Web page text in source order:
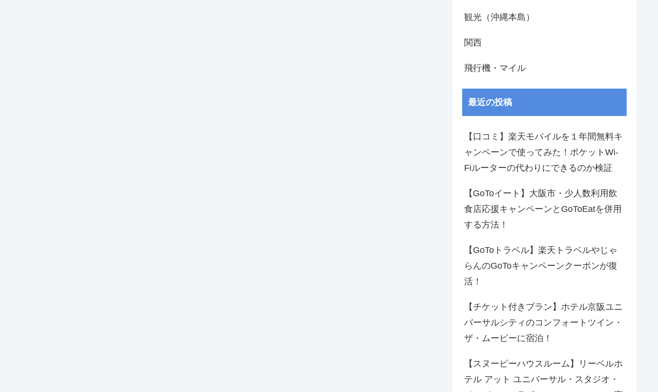
観光（沖縄本島）
関西
飛行機・マイル
最近の投稿
【口コミ】楽天モバイルを１年間無料キ
ャンペーンで使ってみた！ポケットWi-
Fiルーターの代わりにできるのか検証
【GoToイート】大阪市・少人数利用飲
食店応援キャンペーンとGoToEatを併用
する方法！
【GoToトラベル】楽天トラベルやじゃ
らんのGoToキャンペーンクーポンが復
活！
【チケット付きプラン】ホテル京阪ユニ
バーサルシティのコンフォートツイン・
ザ・ムービーに宿泊！
【スヌーピーハウスルーム】リーベルホ
テル アット ユニバーサル・スタジオ・